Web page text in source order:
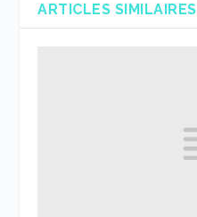
ARTICLES SIMILAIRES